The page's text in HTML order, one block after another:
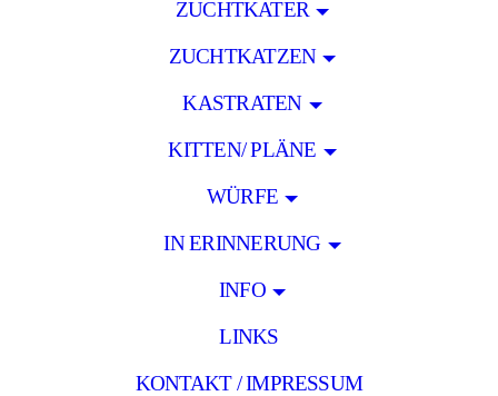
ZUCHTKATER
ZUCHTKATZEN
KASTRATEN
KITTEN/ PLÄNE
WÜRFE
IN ERINNERUNG
INFO
LINKS
KONTAKT / IMPRESSUM